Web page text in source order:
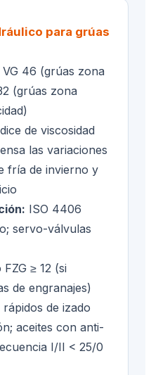
para grúas
VG 46 (grúas zona
(grúas zona
de viscosidad
las variaciones
fría de invierno y
ISO 4406
servo-válvulas
≥ 12 (si
de engranajes)
de izado
aceites con anti-
I/II < 25/0